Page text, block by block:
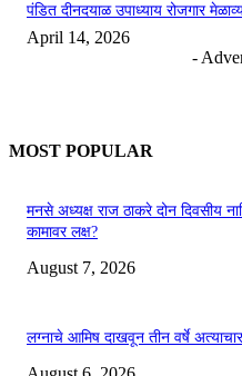
पंडित दीनदयाळ उपाध्याय रोजगार
April 14, 2026
-
MOST POPULAR
मनसे अध्यक्ष राज ठाकरे दोन दिवसीय
कामावर लक्ष?
August 7, 2026
लग्नाचे आमिष दाखवून तीन वर्षे